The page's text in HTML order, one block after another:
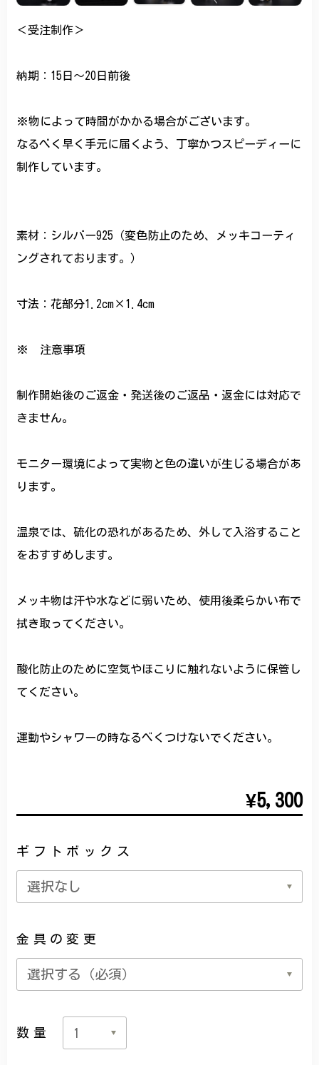
＜受注制作＞
納期：15日〜20日前後
※物によって時間がかかる場合がございます。
なるべく早く手元に届くよう、丁寧かつスピーディーに
制作しています。
素材：シルバー925（変色防止のため、メッキコーティ
ングされております。）
寸法：花部分1.2cm×1.4cm
※ 注意事項
制作開始後のご返金・発送後のご返品・返金には対応で
きません。
モニター環境によって実物と色の違いが生じる場合があ
ります。
温泉では、硫化の恐れがあるため、外して入浴すること
をおすすめします。
メッキ物は汗や水などに弱いため、使用後柔らかい布で
拭き取ってください。
酸化防止のために空気やほこりに触れないように保管し
てください。
運動やシャワーの時なるべくつけないでください。
¥5,300
ギフトボックス
金具の変更
数量